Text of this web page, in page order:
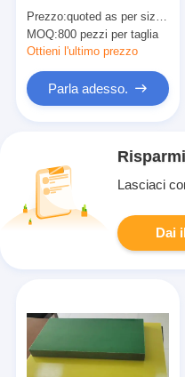
iniezione epoxi
pultrudo
Prezzo:quoted as per size and quantity
MOQ:800 pezzi per taglia
Ottieni l'ultimo prezzo
Parla adesso.
Lasciaci
Dai